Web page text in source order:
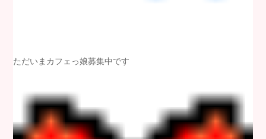
ただいまカフェっ娘募集中です